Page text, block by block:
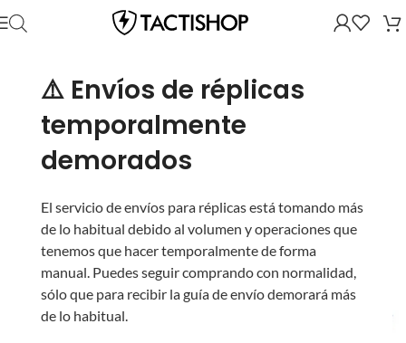
⚠️ Envíos de réplicas
temporalmente
demorados
El servicio de envíos para réplicas está tomando más
de lo habitual debido al volumen y operaciones que
tenemos que hacer temporalmente de forma
manual. Puedes seguir comprando con normalidad,
sólo que para recibir la guía de envío demorará más
de lo habitual.